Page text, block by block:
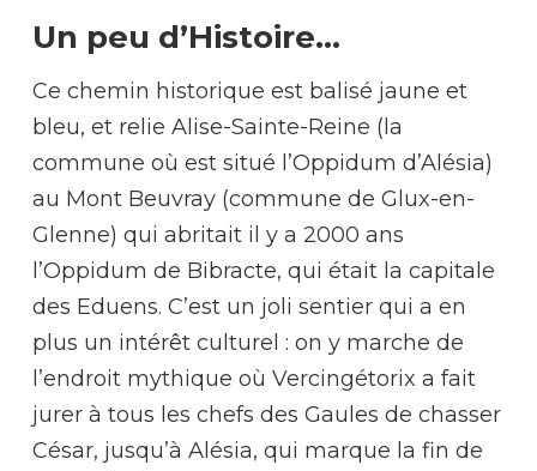
Un peu d’Histoire…
Ce chemin historique est balisé jaune et
bleu, et relie Alise-Sainte-Reine (la
commune où est situé l’Oppidum d’Alésia)
au Mont Beuvray (commune de Glux-en-
Glenne) qui abritait il y a 2000 ans
l’Oppidum de Bibracte, qui était la capitale
des Eduens. C’est un joli sentier qui a en
plus un intérêt culturel : on y marche de
l’endroit mythique où Vercingétorix a fait
jurer à tous les chefs des Gaules de chasser
César, jusqu’à Alésia, qui marque la fin de